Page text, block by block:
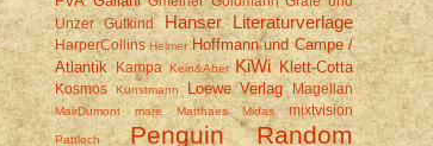
Unzer
Gutkind Hanser Literaturverlage
HarperCollins Helmer Hoffmann und Campe /
Atlantik Kampa Kein&Aber KiWi Klett-Cotta
Kosmos Kunstmann Loewe Verlag Magellan
MairDumont mare Matthaes Midas mixtvision
Pattloch
Penguin Random